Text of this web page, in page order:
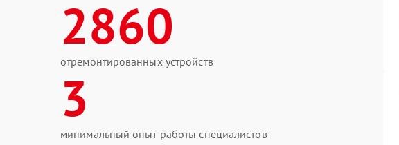
2860
отремонтированных устройств
3
минимальный опыт работы специалистов